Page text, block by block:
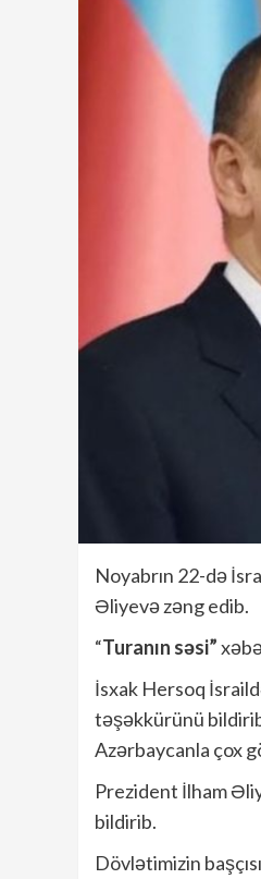
Noyabrın 22-də
Əliyevə zəng edib.
“Turanın səsi”
İsxak Hersoq
təşəkkürünü
Azərbaycanla çox
Prezident İlham
bildirib.
Dövlətimizin